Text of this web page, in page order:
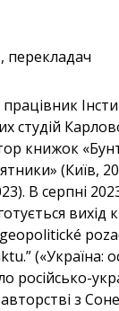
перекладач
студій
книжок
(Київ,
В серпні
вихід
(«Україна:
російсько-
з